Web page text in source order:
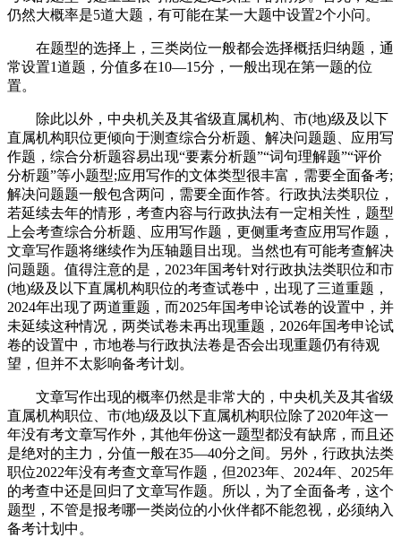
仍然大概率是5道大题，有可能在某一大题中设置2个小问。
在题型的选择上，三类岗位一般都会选择概括归纳题，通
常设置1道题，分值多在10—15分，一般出现在第一题的位
置。
除此以外，中央机关及其省级直属机构、市(地)级及以下
直属机构职位更倾向于测查综合分析题、解决问题题、应用写
作题，综合分析题容易出现“要素分析题”“词句理解题”“评价
分析题”等小题型;应用写作的文体类型很丰富，需要全面备考;
解决问题题一般包含两问，需要全面作答。行政执法类职位，
若延续去年的情形，考查内容与行政执法有一定相关性，题型
上会考查综合分析题、应用写作题，更侧重考查应用写作题，
文章写作题将继续作为压轴题目出现。当然也有可能考查解决
问题题。值得注意的是，2023年国考针对行政执法类职位和市
(地)级及以下直属机构职位的考查试卷中，出现了三道重题，
2024年出现了两道重题，而2025年国考申论试卷的设置中，并
未延续这种情况，两类试卷未再出现重题，2026年国考申论试
卷的设置中，市地卷与行政执法卷是否会出现重题仍有待观
望，但并不太影响备考计划。
文章写作出现的概率仍然是非常大的，中央机关及其省级
直属机构职位、市(地)级及以下直属机构职位除了2020年这一
年没有考文章写作外，其他年份这一题型都没有缺席，而且还
是绝对的主力，分值一般在35—40分之间。另外，行政执法类
职位2022年没有考查文章写作题，但2023年、2024年、2025年
的考查中还是回归了文章写作题。所以，为了全面备考，这个
题型，不管是报考哪一类岗位的小伙伴都不能忽视，必须纳入
备考计划中。